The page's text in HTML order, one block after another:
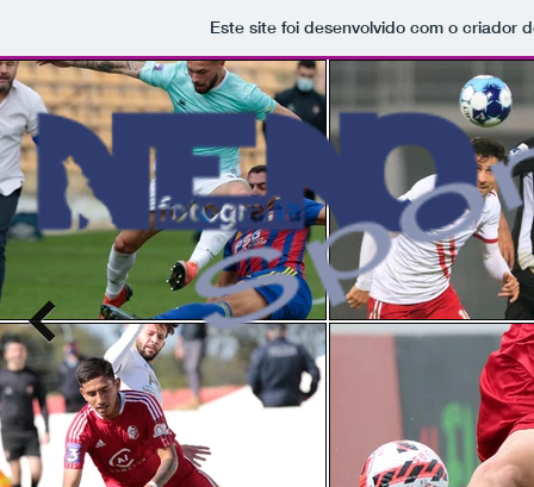
Este site foi desenvolvido com o criador